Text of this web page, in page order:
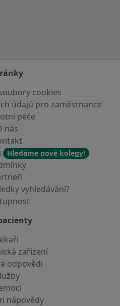
cookies
údajů pro zaměstnance
péče
nás
Hledáme nové kolegy!
vyhledávání?
zařízení
odpovědi
nápovědy